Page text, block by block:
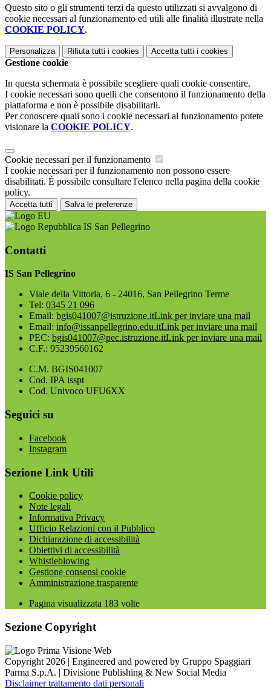
Questo sito o gli strumenti terzi da questo utilizzati si avvalgono di
cookie necessari al funzionamento ed utili alle finalità illustrate nella
COOKIE POLICY.
Personalizza Rifiuta tutti i cookies Accetta tutti i cookies
Gestione cookie
In questa schermata è possibile scegliere quali cookie consentire.
I cookie necessari sono quelli che consentono il funzionamento della
piattaforma e non è possibile disabilitarli.
Per conoscere quali sono i cookie necessari al funzionamento potete
visionare la COOKIE POLICY.
Cookie necessari per il funzionamento
I cookie necessari per il funzionamento non possono essere
disabilitati. È possibile consultare l'elenco nella pagina della cookie
policy.
Accetta tutti Salva le preferenze
IS San Pellegrino
Contatti
IS San Pellegrino
Viale della Vittoria, 6 - 24016, San Pellegrino Terme
Tel: 0345 21 096
Email: bgis041007@istruzione.itLink per inviare una mail
Email: info@issanpellegrino.edu.itLink per inviare una mail
PEC: bgis041007@pec.istruzione.itLink per inviare una mail
C.F.: 95239560162
C.M. BGIS041007
Cod. IPA isspt
Cod. Univoco UFU6XX
Seguici su
Facebook
Instagram
Sezione Link Utili
Cookie policy
Note legali
Informativa Privacy
Ufficio Relazioni con il Pubblico
Dichiarazione di accessibilità
Obiettivi di accessibilità
Whistleblowing
Gestione consensi cookie
Amministrazione trasparente
Pagina visualizzata 183 volte
Sezione Copyright
Copyright 2026 | Engineered and powered by Gruppo Spaggiari
Parma S.p.A. | Divisione Publishing & New Social Media
Disclaimer trattamento dati personali